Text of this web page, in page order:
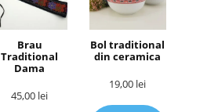
Brau
Traditional
Dama
45,00 lei
Bol traditional
din ceramica
19,00 lei